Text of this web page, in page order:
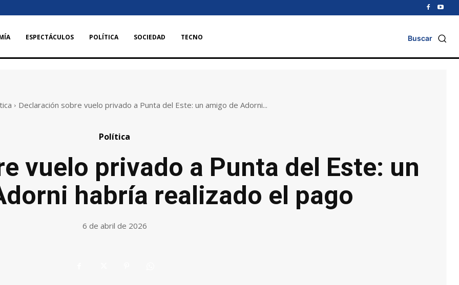
ESPECTÁCULOS POLÍTICA SOCIEDAD TECNO Buscar
Declaración sobre vuelo privado a Punta del Este: un amigo de Adorni...
Política
vuelo privado a Punta del Este: un
habría realizado el pago
6 de abril de 2026